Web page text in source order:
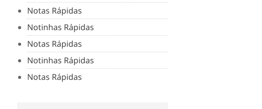
Notas Rápidas
Notinhas Rápidas
Notas Rápidas
Notinhas Rápidas
Notas Rápidas